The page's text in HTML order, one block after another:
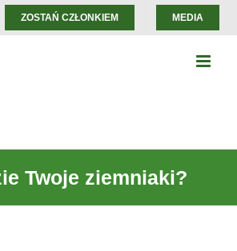
ZOSTAŃ CZŁONKIEM MEDIA
Twoje ziemniaki?